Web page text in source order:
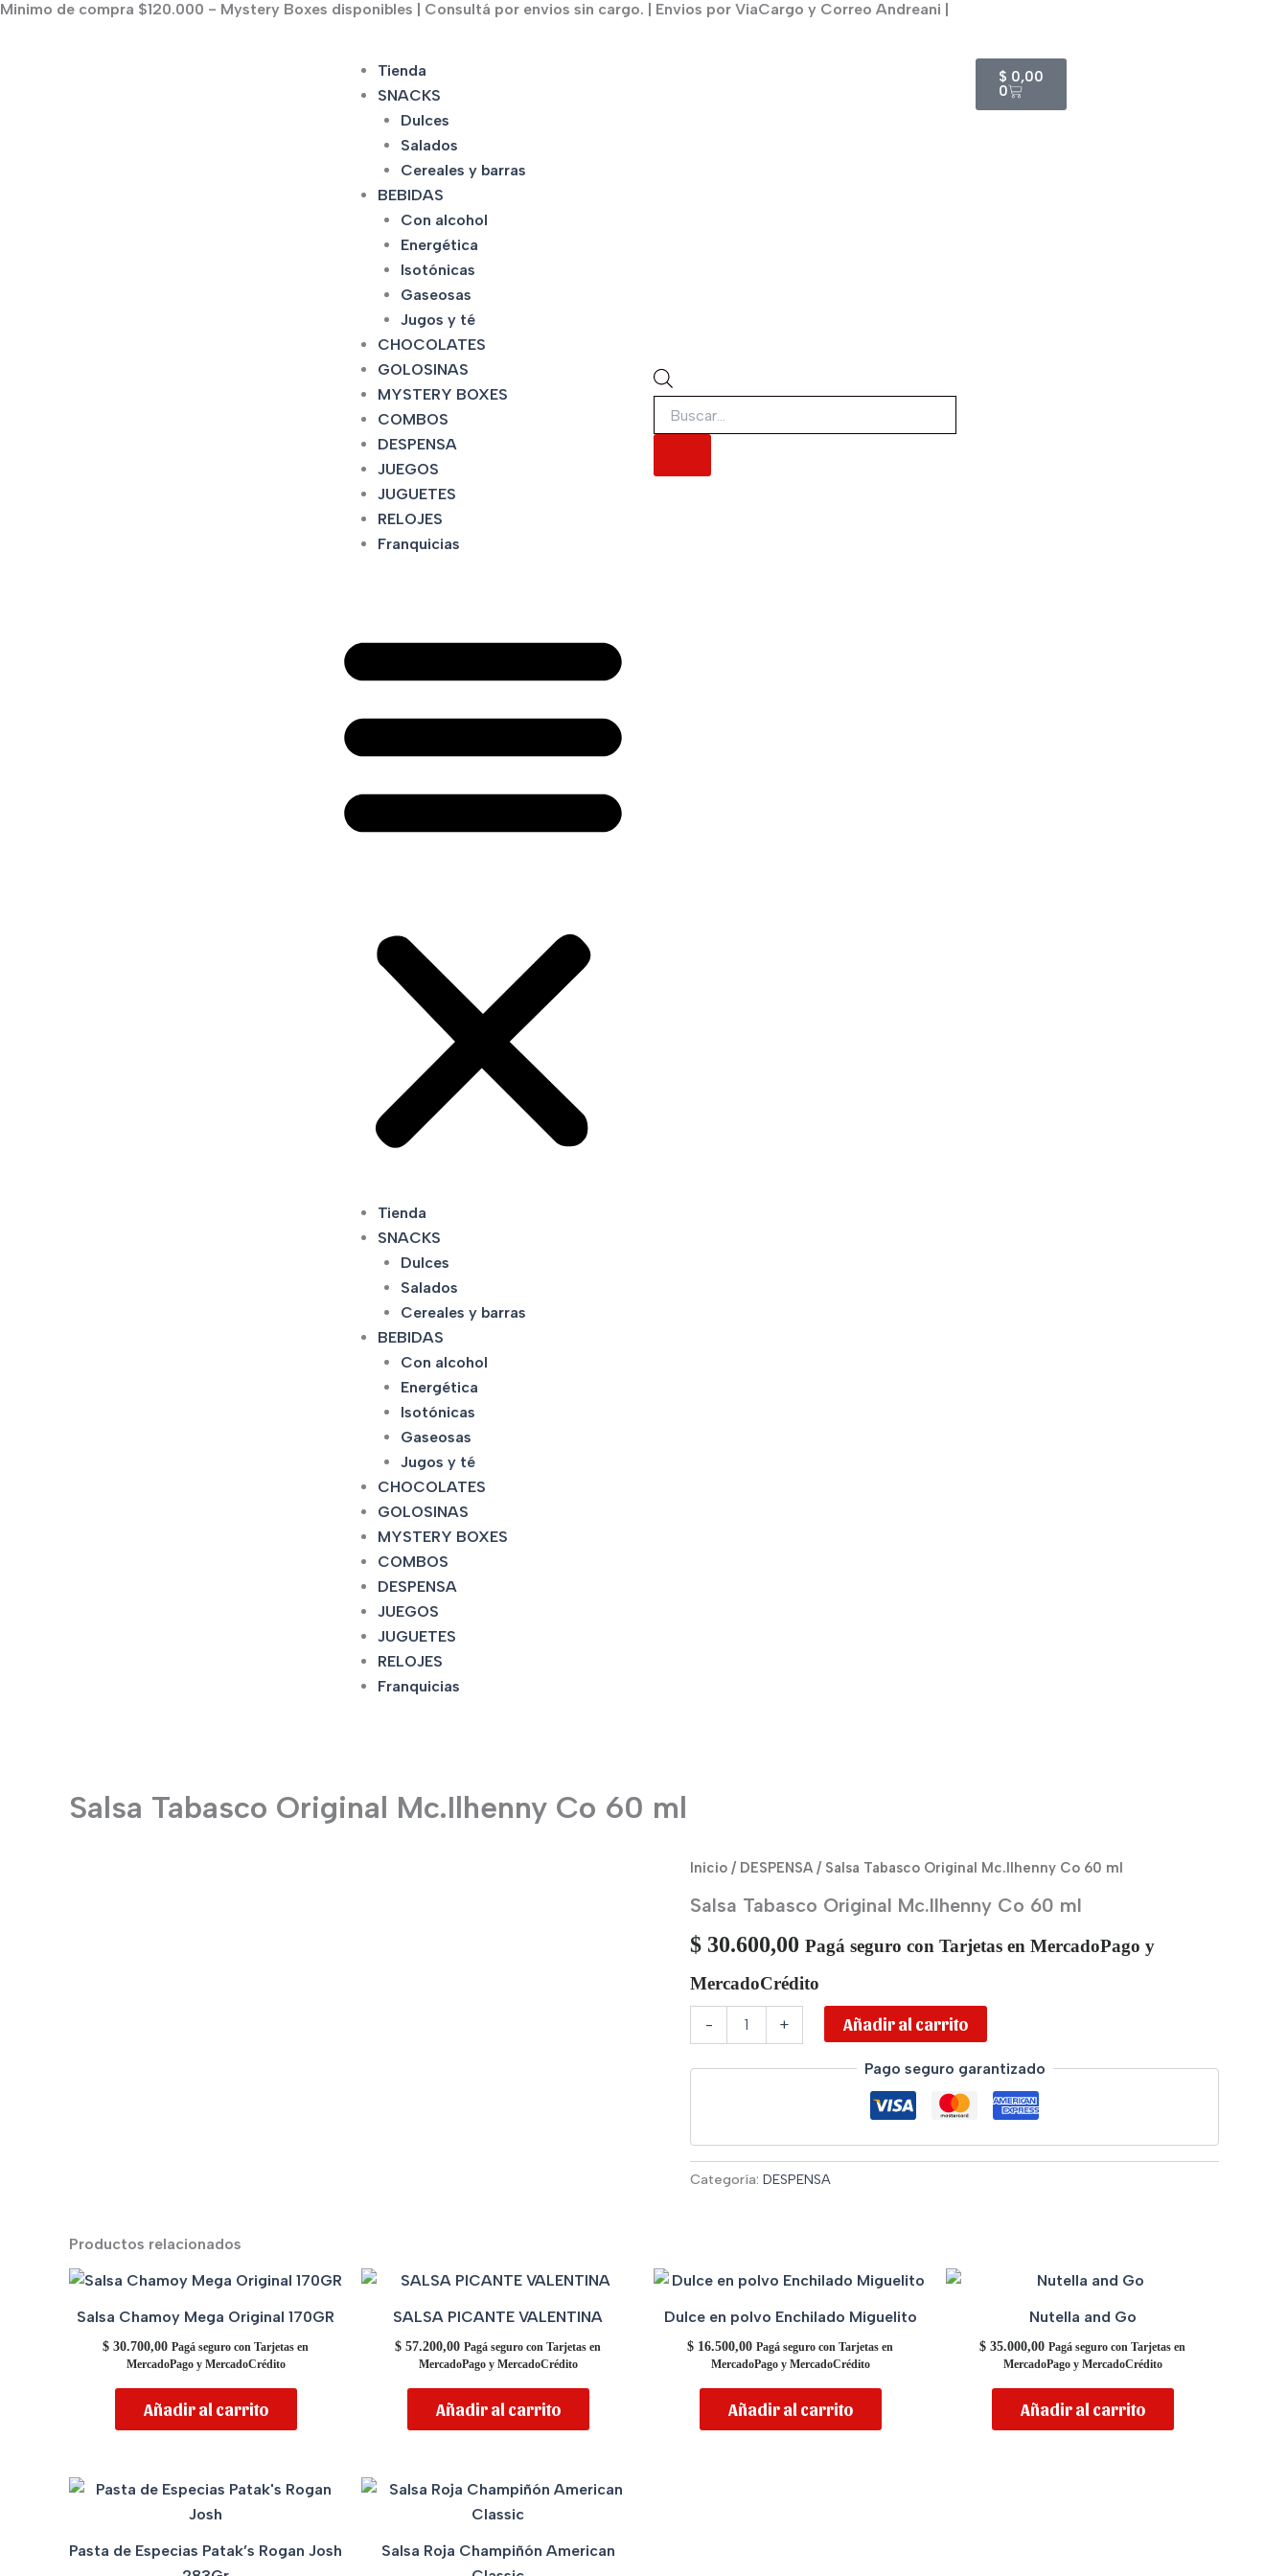
Ir
Minimo de compra $120.000 - Mystery Boxes disponibles | Consultá por envios sin cargo. | Envios por ViaCargo y Correo Andreani |
Tienda
SNACKS
Dulces
Salados
Cereales y barras
BEBIDAS
Con alcohol
Energética
Isotónicas
Gaseosas
Jugos y té
CHOCOLATES
GOLOSINAS
MYSTERY BOXES
COMBOS
DESPENSA
JUEGOS
JUGUETES
RELOJES
Franquicias
Tienda
SNACKS
Dulces
Salados
Cereales y barras
BEBIDAS
Con alcohol
Energética
Isotónicas
Gaseosas
Jugos y té
CHOCOLATES
GOLOSINAS
MYSTERY BOXES
COMBOS
DESPENSA
JUEGOS
JUGUETES
RELOJES
Franquicias
$ 0,00
0
Cart
Salsa Tabasco Original Mc.Ilhenny Co 60 ml
Inicio / DESPENSA / Salsa Tabasco Original Mc.Ilhenny Co 60 ml
Salsa Tabasco Original Mc.Ilhenny Co 60 ml
$ 30.600,00 Pagá seguro con Tarjetas en MercadoPago y
MercadoCrédito
-
Salsa
Original
Co
ml
+ Añadir al carrito
Pago seguro garantizado
Categoría: DESPENSA
Productos relacionados
Salsa Chamoy Mega Original 170GR
$ 30.700,00 Pagá seguro con Tarjetas en
MercadoPago y MercadoCrédito
Añadir al carrito
SALSA PICANTE VALENTINA
$ 57.200,00 Pagá seguro con Tarjetas en
MercadoPago y MercadoCrédito
Añadir al carrito
Dulce en polvo Enchilado Miguelito
$ 16.500,00 Pagá seguro con Tarjetas en
MercadoPago y MercadoCrédito
Añadir al carrito
Nutella and Go
$ 35.000,00 Pagá seguro con Tarjetas en
MercadoPago y MercadoCrédito
Añadir al carrito
Pasta de Especias Patak’s Rogan Josh
Salsa Roja Champiñón American